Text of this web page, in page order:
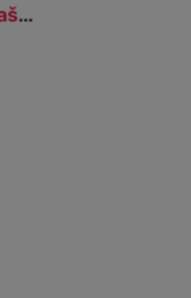
Sámiráđđi / Samerådet, Čálašeapmi, áššebáhpirat /...